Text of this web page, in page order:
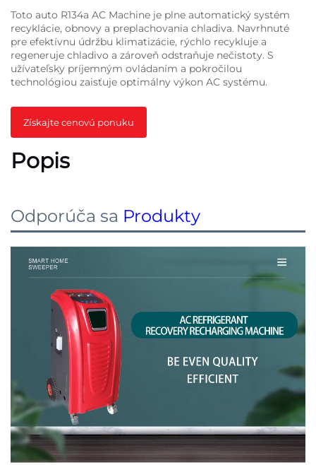
Toto auto R134a AC Machine je plne automatický systém
recyklácie, obnovy a preplachovania chladiva. Navrhnuté
pre efektívnu údržbu klimatizácie, rýchlo recykluje a
regeneruje chladivo a zároveň odstraňuje nečistoty. S
užívateľsky príjemným ovládaním a pokročilou
technológiou zaisťuje optimálny výkon AC systému.
Získajte cenovú ponuku
Popis
Odporúča sa Produkty